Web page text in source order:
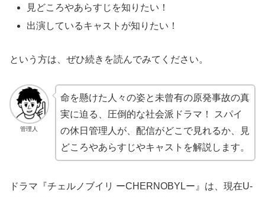
見どころやあらすじを知りたい！
出演しているキャストが知りたい！
という方は、ぜひ続きを読んでみてください。
管理人
命を懸けた人々の姿と未曾有の原発事故の真
実に迫る、圧倒的な社会派ドラマ！ スパイ
の休日管理人が、配信がどこで見れるか、見
どころやあらすじやキャストを解説します。
ドラマ『チェルノブイリ ーCHERNOBYLー』は、現在U-